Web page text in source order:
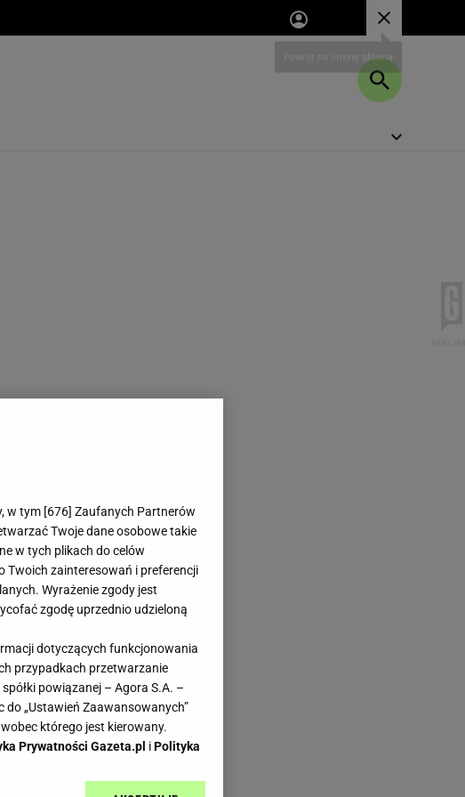
w tym [676] Zaufanych Partnerów
Twoje dane osobowe takie
w tych plikach do celów
Twoich zainteresowań i preferencji
Wyrażenie zgody jest
zgodę uprzednio udzieloną
dotyczących funkcjonowania
przypadkach przetwarzanie
powiązanej – Agora S.A. –
„Ustawień Zaawansowanych”
którego jest kierowany.
Prywatności Gazeta.pl iPolityka